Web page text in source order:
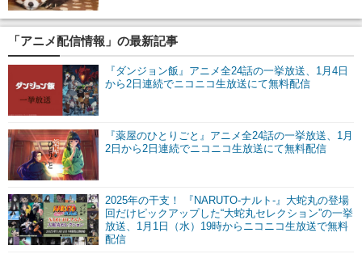
「アニメ配信情報」の最新記事
『ダンジョン飯』アニメ全24話の一挙放送、1月4日
から2日連続でニコニコ生放送にて無料配信
『薬屋のひとりごと』アニメ全24話の一挙放送、1月
2日から2日連続でニコニコ生放送にて無料配信
2025年の干支！ 『NARUTO-ナルト-』大蛇丸の登場
回だけピックアップした“大蛇丸セレクション”の一挙
放送、1月1日（水）19時からニコニコ生放送で無料
配信